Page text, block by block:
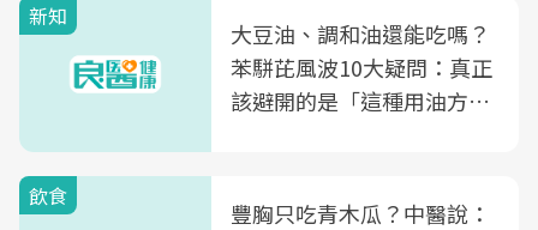
新知
大豆油、調和油還能吃嗎？
苯駢芘風波10大疑問：真正
該避開的是「這種用油方
飲食
豐胸只吃青木瓜？中醫說：